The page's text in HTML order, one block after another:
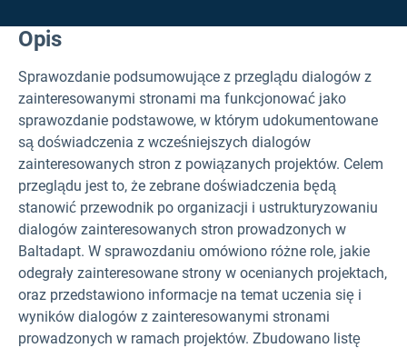
Opis
Sprawozdanie podsumowujące z przeglądu dialogów z
zainteresowanymi stronami ma funkcjonować jako
sprawozdanie podstawowe, w którym udokumentowane
są doświadczenia z wcześniejszych dialogów
zainteresowanych stron z powiązanych projektów. Celem
przeglądu jest to, że zebrane doświadczenia będą
stanowić przewodnik po organizacji i ustrukturyzowaniu
dialogów zainteresowanych stron prowadzonych w
Baltadapt. W sprawozdaniu omówiono różne role, jakie
odegrały zainteresowane strony w ocenianych projektach,
oraz przedstawiono informacje na temat uczenia się i
wyników dialogów z zainteresowanymi stronami
prowadzonych w ramach projektów. Zbudowano listę